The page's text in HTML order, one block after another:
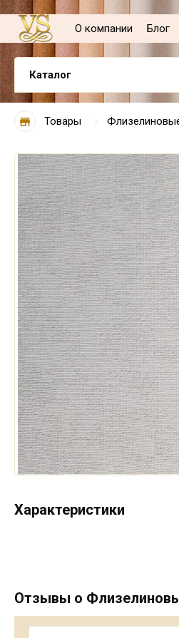
О компании Блог
Каталог
Товары
Характеристики
Отзывы о